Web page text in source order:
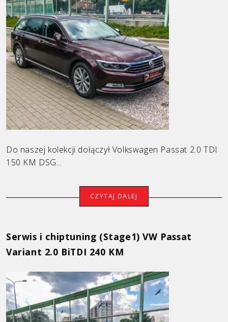
Volvo
Oferta
Opinie klientów
Dlaczego my?
Galeria
Blog
Do naszej kolekcji dołączył Volkswagen Passat 2.0 TDI
150 KM DSG...
CZYTAJ DALEJ
Serwis i chiptuning (Stage1) VW Passat
Variant 2.0 BiTDI 240 KM